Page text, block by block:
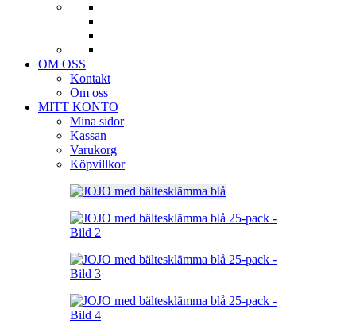
OM OSS
Kontakt
Om oss
MITT KONTO
Mina sidor
Kassan
Varukorg
Köpvillkor